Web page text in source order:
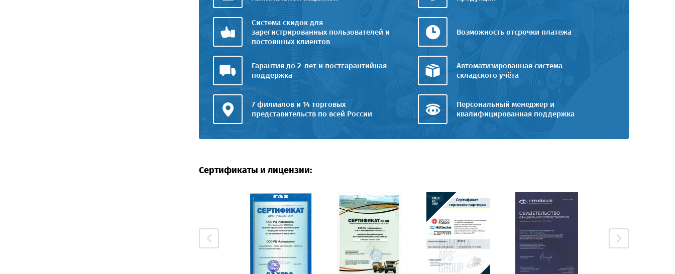
Система скидок для
зарегистрированных пользователей и
постоянных клиентов
Возможность отсрочки платежа
Гарантия до 2-лет и постгарантийная
поддержка
Автоматизированная система
складского учёта
7 филиалов и 14 торговых
представительств по всей России
Персональный менеджер и
квалифицированная поддержка
Сертификаты и лицензии: